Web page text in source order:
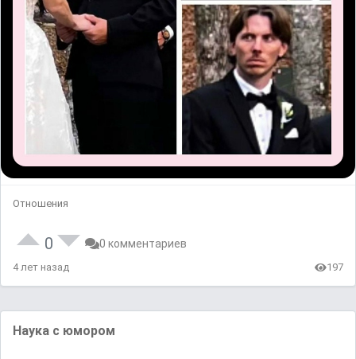
Отношения
0 0 комментариев
4 лет назад 197
Наука с юмором